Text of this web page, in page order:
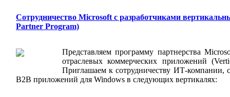
Сотрудничество Microsoft с разработчиками
Partner Program)
Представляем программу партнерства
отраслевых коммерческих приложений
Приглашаем к сотрудничеству ИТ-компании,
B2B приложений для Windows в следующих вертикалях: